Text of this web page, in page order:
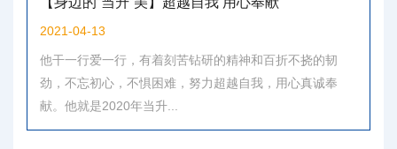
2021-04-13
他干一行爱一行，有着刻苦钻研的精神和百折不挠的韧
劲，不忘初心，不惧困难，努力超越自我，用心真诚奉
献。他就是2020年当升...